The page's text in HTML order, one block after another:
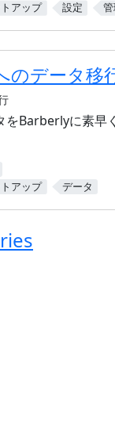
アップ 設定
のデータ移
をBarberlyに素早
アップ データ